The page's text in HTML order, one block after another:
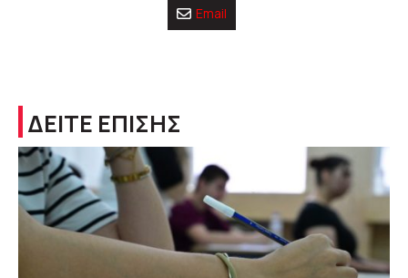
Email
ΔΕΙΤΕ ΕΠΙΣΗΣ